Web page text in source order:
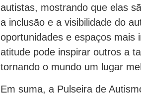
autistas, mostrando que elas
a inclusão e a visibilidade do
oportunidades e espaços mais
atitude pode inspirar outros a
tornando o mundo um lugar
Em suma, a Pulseira de